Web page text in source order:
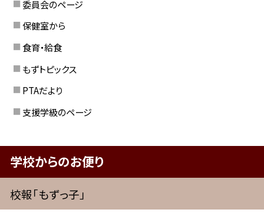
委員会のページ
保健室から
食育・給食
もずトピックス
PTAだより
支援学級のページ
学校からのお便り
校報「もずっ子」